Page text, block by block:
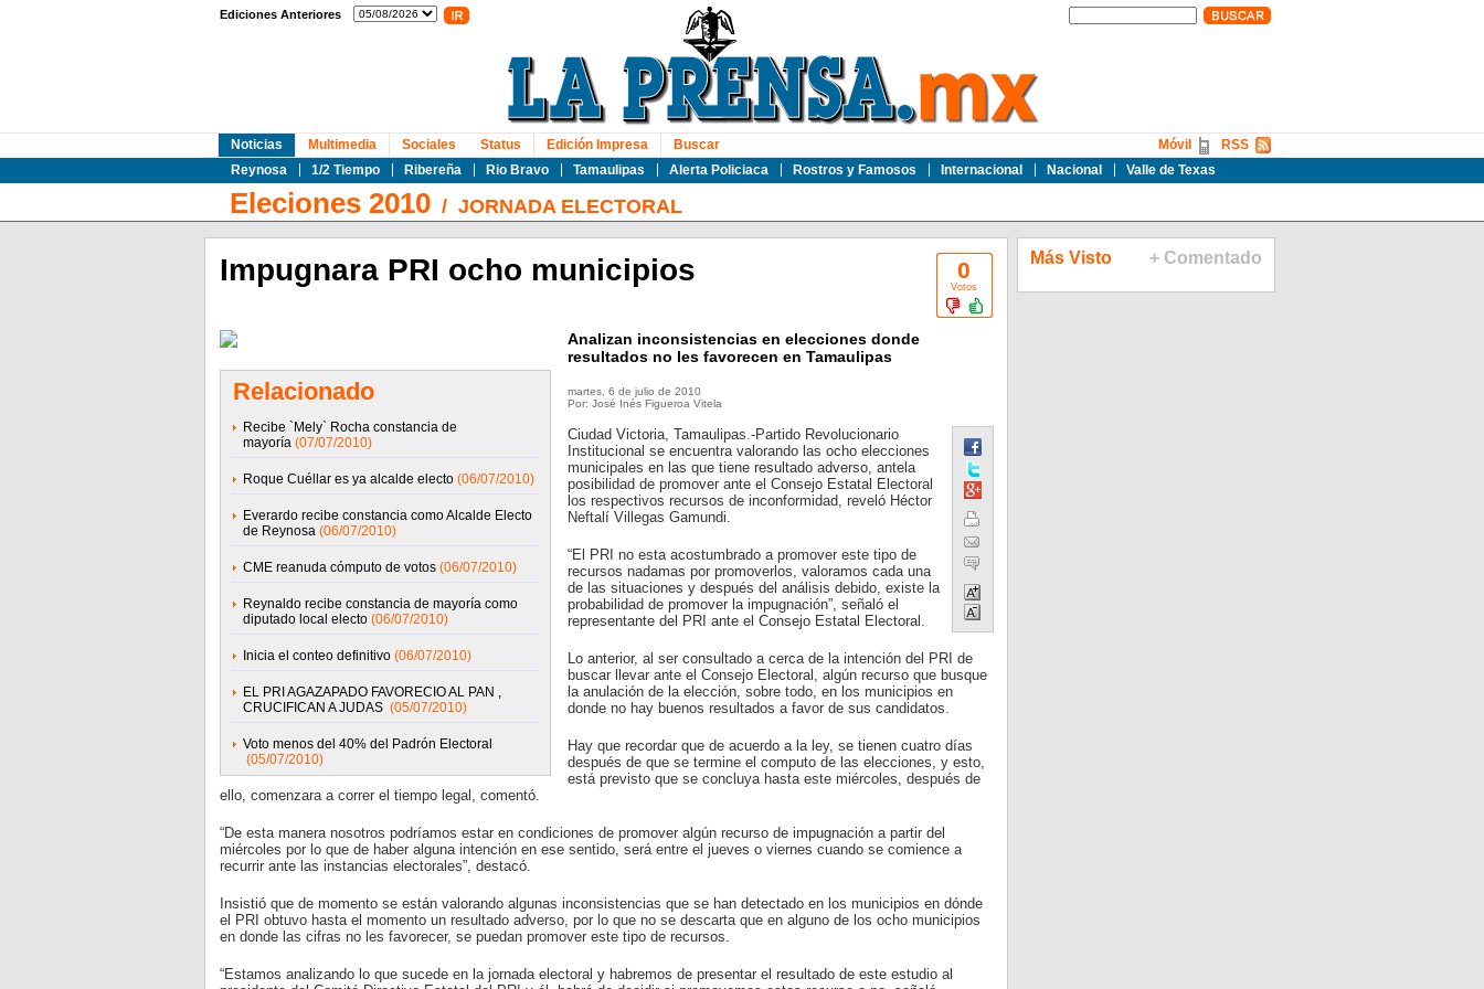
Ediciones Anteriores
Noticias
Reynosa
1/2 Tiempo Ribereña Rio Bravo Tamaulipas Alerta Policiaca Rostros y Famosos Internacional Nacional Valle de Texas
Multimedia Sociales Status Edición Impresa Buscar RSS
Móvil
Eleciones 2010/ JORNADA ELECTORAL
0
Votos
Impugnara PRI ocho municipios
Relacionado
Recibe `Mely` Rocha constancia de
mayoría (07/07/2010)
Roque Cuéllar es ya alcalde electo (06/07/2010)
Everardo recibe constancia como Alcalde Electo
de Reynosa (06/07/2010)
CME reanuda cómputo de votos (06/07/2010)
Reynaldo recibe constancia de mayoría como
diputado local electo (06/07/2010)
Inicia el conteo definitivo (06/07/2010)
EL PRI AGAZAPADO FAVORECIO AL PAN ,
CRUCIFICAN A JUDAS (05/07/2010)
Voto menos del 40% del Padrón Electoral
(05/07/2010)
Analizan inconsistencias en elecciones donde
resultados no les favorecen en Tamaulipas
martes, 6 de julio de 2010
Por: José Inés Figueroa Vitela
Ciudad Victoria, Tamaulipas.-Partido Revolucionario
Institucional se encuentra valorando las ocho elecciones
municipales en las que tiene resultado adverso, antela
posibilidad de promover ante el Consejo Estatal Electoral
los respectivos recursos de inconformidad, reveló Héctor
Neftalí Villegas Gamundi.
“El PRI no esta acostumbrado a promover este tipo de
recursos nadamas por promoverlos, valoramos cada una
de las situaciones y después del análisis debido, existe la
probabilidad de promover la impugnación”, señaló el
representante del PRI ante el Consejo Estatal Electoral.
Lo anterior, al ser consultado a cerca de la intención del PRI de
buscar llevar ante el Consejo Electoral, algún recurso que busque
la anulación de la elección, sobre todo, en los municipios en
donde no hay buenos resultados a favor de sus candidatos.
Hay que recordar que de acuerdo a la ley, se tienen cuatro días
después de que se termine el computo de las elecciones, y esto,
está previsto que se concluya hasta este miércoles, después de
ello, comenzara a correr el tiempo legal, comentó.
“De esta manera nosotros podríamos estar en condiciones de promover algún recurso de impugnación a partir del
miércoles por lo que de haber alguna intención en ese sentido, será entre el jueves o viernes cuando se comience a
recurrir ante las instancias electorales”, destacó.
Insistió que de momento se están valorando algunas inconsistencias que se han detectado en los municipios en dónde
el PRI obtuvo hasta el momento un resultado adverso, por lo que no se descarta que en alguno de los ocho municipios
en donde las cifras no les favorecer, se puedan promover este tipo de recursos.
“Estamos analizando lo que sucede en la jornada electoral y habremos de presentar el resultado de este estudio al
Más Visto + Comentado